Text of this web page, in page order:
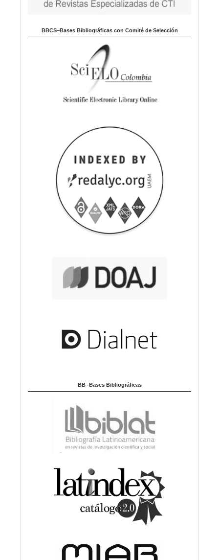
BBCS–Bases Bibliográficas con Comité de Selección
BB -Bases Bibliográficas